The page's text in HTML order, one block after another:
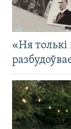
«Ня